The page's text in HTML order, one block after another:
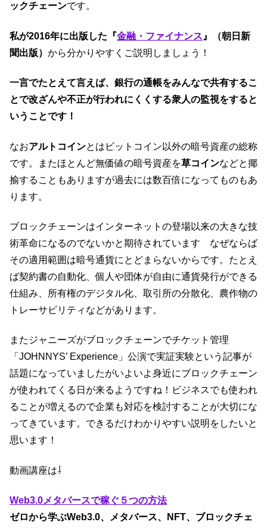
ックチェーンです。
私が2016年に出版した『金融・ファイナンス 』（朝日新
聞出版） から分かりやすくご説明しましょう！
一言でたとえて言えば、銀行の通帳をみんなで共有するこ
とで改ざんや不正が行われにくくする衆人の監視をすると
いうことです！
なおアルトコインとはビットコイン以外の暗号資産の総称
です。またほとんど無価値の暗号資産を草コインなどと揶
揄することもありますが過去には数百倍になってものもあ
ります。
ブロックチェーンはインターネットの登場以来の大きな技
術革命になるのでないかと期待されています なぜならば
その適用範囲は暗号通貨にとどまらないからです。たとえ
ば契約書の自動化、個人や団体が自由に通貨発行ができる
仕組み、所有権のデジタル化、取引所の分散化、農作物の
トレーサビリティなどがあります。
またジャニーズがブロックチェーンでチケット管理
「JOHNNYS’ Experience」公演で実証実験という記事が
話題になっていましたがいよいよ身近にブロックチェーン
が使われてくる日が来るようですね！ビジネスでも使われ
ることが増えるので企業も対応を検討することが大切にな
ってきています。できるだけわかりやすい説明をしたいと
思います！
動画講座は⇩
Web3.0メタバースで稼ぐ５つの方法
ゼロから学ぶWeb3.0、メタバース、NFT、ブロックチェ